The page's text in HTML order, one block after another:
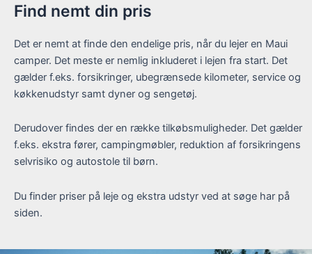
Find nemt din pris
Det er nemt at finde den endelige pris, når du lejer en Maui
camper. Det meste er nemlig inkluderet i lejen fra start. Det
gælder f.eks. forsikringer, ubegrænsede kilometer, service og
køkkenudstyr samt dyner og sengetøj.
Derudover findes der en række tilkøbsmuligheder. Det gælder
f.eks. ekstra fører, campingmøbler, reduktion af forsikringens
selvrisiko og autostole til børn.
Du finder priser på leje og ekstra udstyr ved at søge har på
siden.